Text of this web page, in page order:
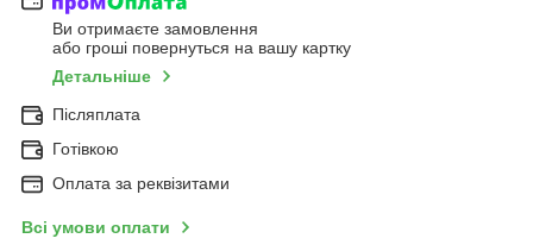
Ви отримаєте замовлення
або гроші повернуться на вашу картку
Детальніше
Післяплата
Готівкою
Оплата за реквізитами
Всі умови оплати